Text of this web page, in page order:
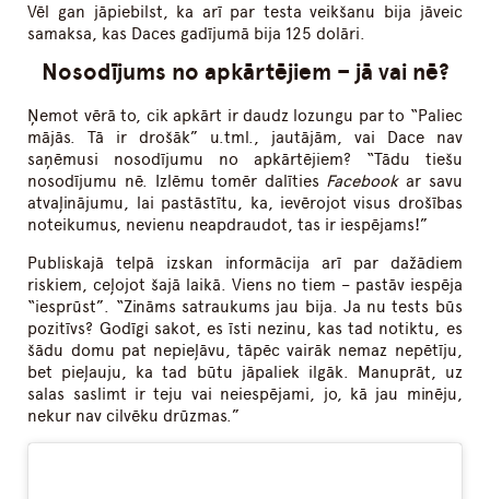
Vēl gan jāpiebilst, ka arī par testa veikšanu bija jāveic
samaksa, kas Daces gadījumā bija 125 dolāri.
Nosodījums no apkārtējiem – jā vai nē?
Ņemot vērā to, cik apkārt ir daudz lozungu par to “Paliec
mājās. Tā ir drošāk” u.tml., jautājām, vai Dace nav
saņēmusi nosodījumu no apkārtējiem? “Tādu tiešu
nosodījumu nē. Izlēmu tomēr dalīties Facebookar savu
atvaļinājumu, lai pastāstītu, ka, ievērojot visus drošības
noteikumus, nevienu neapdraudot, tas ir iespējams!”
Publiskajā telpā izskan informācija arī par dažādiem
riskiem, ceļojot šajā laikā. Viens no tiem – pastāv iespēja
“iesprūst”. “Zināms satraukums jau bija. Ja nu tests būs
pozitīvs? Godīgi sakot, es īsti nezinu, kas tad notiktu, es
šādu domu pat nepieļāvu, tāpēc vairāk nemaz nepētīju,
bet pieļauju, ka tad būtu jāpaliek ilgāk. Manuprāt, uz
salas saslimt ir teju vai neiespējami, jo, kā jau minēju,
nekur nav cilvēku drūzmas.”